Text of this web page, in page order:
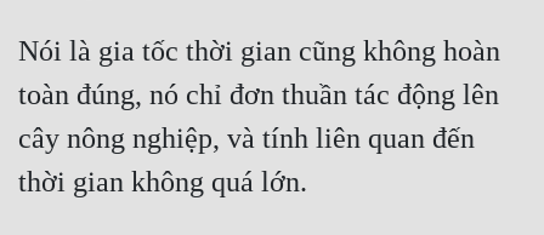
Góc Nhìn Nữ
Huyền Huyễn
Huyền Nghi
Huyền Ảo
Nói là gia tốc thời gian cũng không hoàn
toàn đúng, nó chỉ đơn thuần tác động lên
cây nông nghiệp, và tính liên quan đến